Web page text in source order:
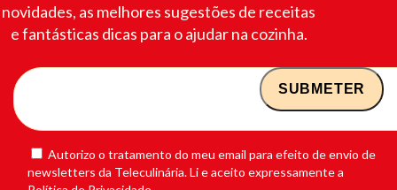
novidades, as melhores sugestões de receitas
e fantásticas dicas para o ajudar na cozinha.
Autorizo o tratamento do meu email para efeito de envio de
newsletters da Teleculinária. Li e aceito expressamente a